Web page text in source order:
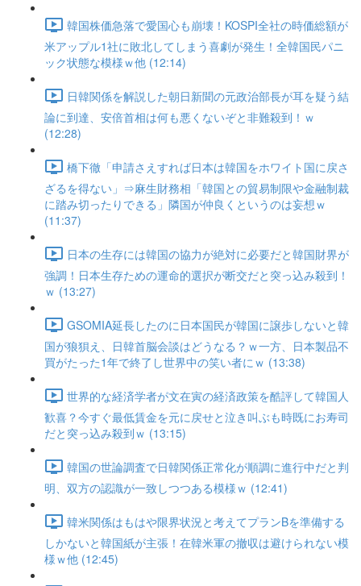
韓国株価急落で愛国心も崩壊！KOSPI全社の時価総額が
米アップル1社に敗北してしまう喜劇が発生！全韓国民パニ
ック状態な模様ｗ他 (12:14)
日韓関係を解説した朝日新聞の元政治部長が耳を疑う結
論に到達、安倍首相は何も悪くないぞと非難殺到！ｗ
(12:28)
橋下徹「申請さえすれば日本は韓国をホワイト国に戻さ
ざるを得ない」⇒麻生財務相「韓国との貿易制限や金融制裁
に踏み切ったりできる」隣国が仲良くというのは妄想ｗ
(11:37)
日本の生存には韓国の協力が絶対に必要だと韓国財界が
強調！日本生存ための運命的選択が断交だと突っ込み殺到！
ｗ (13:27)
GSOMIA延長したのに日本国民が韓国に譲歩しないと韓
国が狼狽え、日韓首脳会談はどうなる？ｗ一方、日本製品不
買がたった1年で終了し世界中の笑い者にｗ (13:38)
世界的な経済学者が文在寅の経済政策を酷評して韓国人
歓喜？今すぐ最低賃金を元に戻せと泣き叫ぶも時既にお寿司
だと突っ込み殺到ｗ (13:15)
韓国の世論調査で日韓関係正常化が順調に進行中だと判
明、双方の認識が一致しつつある模様ｗ (12:41)
韓米関係はもはや限界状況と考えてプランBを準備する
しかないと韓国紙が主張！在韓米軍の撤収は避けられない模
様ｗ他 (12:45)